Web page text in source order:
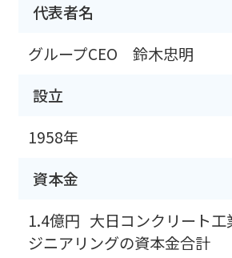
代表者名
グループCEO 鈴木忠明
設立
1958年
資本金
1.4億円 大日コンクリート
ジニアリングの資本金合計